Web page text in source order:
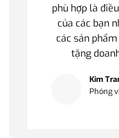
phù hợp là
của các bạn
các sản
tặng
Kim
Phóng